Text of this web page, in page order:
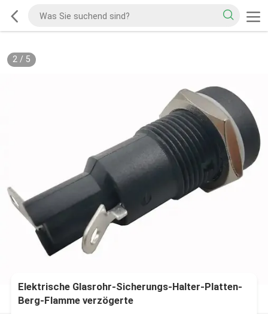
2/ 5
Elektrische Glasrohr-Sicherungs-Halter-Platten-
Berg-Flamme verzögerte